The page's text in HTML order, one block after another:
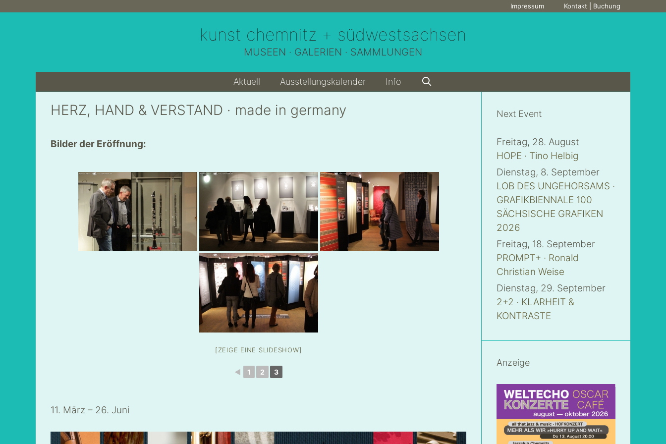
Impressum Kontakt | Buchung
kunst chemnitz + südwestsachsen
MUSEEN · GALERIEN · SAMMLUNGEN
Aktuell Ausstellungskalender Info
HERZ, HAND & VERSTAND · made in germany
Bilder der Eröffnung:
[ZEIGE EINE SLIDESHOW]
◄ 1 2 3
11. März – 26. Juni
Next Event
Freitag, 28. August
HOPE · Tino Helbig
Dienstag, 8. September
LOB DES UNGEHORSAMS ·
GRAFIKBIENNALE 100
SÄCHSISCHE GRAFIKEN
2026
Freitag, 18. September
PROMPT+ · Ronald
Christian Weise
Dienstag, 29. September
2+2 · KLARHEIT &
KONTRASTE
Anzeige